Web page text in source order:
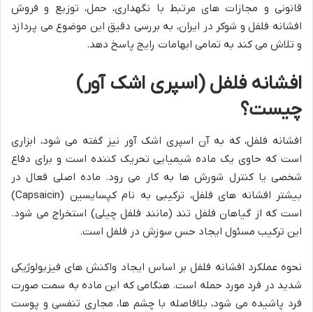
قانونی و مجازات های مرتبط با نگهداری، حمل، توزیع و فروش
افشانه فلفل و شوکر در ایران، به بررسی دقیق این موضوع می پردازد
و تلاش می کند به تمامی ابهامات رایج پاسخ دهد.
افشانه فلفل (اسپری اشک آور)
چیست؟
افشانه فلفل، که به آن اسپری اشک آور نیز گفته می شود، ابزاری
است که حاوی یک ماده شیمیایی تحریک کننده است و برای دفاع
شخصی یا کنترل شورش ها به کار می رود. ماده اصلی فعال در
بیشتر افشانه های فلفل، ترکیبی به نام کپسایسین (Capsaicin)
است که از گیاهان فلفل تند (مانند فلفل چیلی) استخراج می شود.
این ترکیب مسئول ایجاد حس سوزش در فلفل است.
نحوه عملکرد افشانه فلفل بر اساس ایجاد واکنش های فیزیولوژیکی
شدید در فرد مورد حمله است. هنگامی که این ماده به سمت صورت
فرد پاشیده می شود، بلافاصله با چشم ها، مجاری تنفسی و پوست